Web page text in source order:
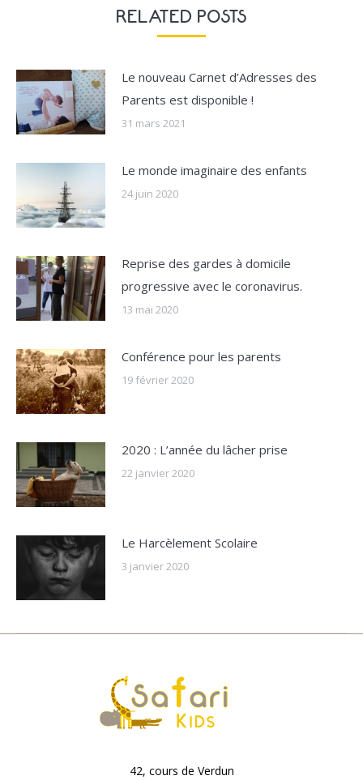
RELATED POSTS
Le nouveau Carnet d’Adresses des
Parents est disponible !
31 mars 2021
Le monde imaginaire des enfants
24 juin 2020
Reprise des gardes à domicile
progressive avec le coronavirus.
13 mai 2020
Conférence pour les parents
19 février 2020
2020 : L’année du lâcher prise
22 janvier 2020
Le Harcèlement Scolaire
3 janvier 2020
42, cours de Verdun